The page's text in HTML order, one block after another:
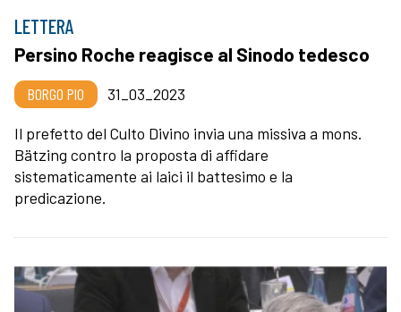
LETTERA
Persino Roche reagisce al Sinodo tedesco
BORGO PIO
31_03_2023
Il prefetto del Culto Divino invia una missiva a mons.
Bätzing contro la proposta di affidare
sistematicamente ai laici il battesimo e la
predicazione.